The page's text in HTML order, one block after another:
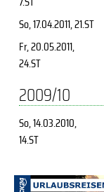
So, 17.04.2011, 21.ST
Fr, 20.05.2011,
24.ST
2009/10
So, 14.03.2010,
14.ST